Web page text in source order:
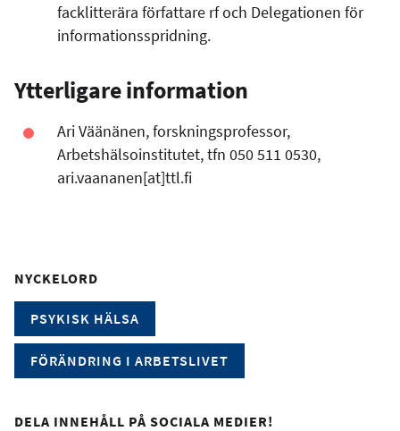
facklitterära författare rf och Delegationen för
informationsspridning.
Ytterligare information
Ari Väänänen, forskningsprofessor,
Arbetshälsoinstitutet, tfn 050 511 0530,
ari.vaananen[at]ttl.fi
NYCKELORD
PSYKISK HÄLSA
FÖRÄNDRING I ARBETSLIVET
DELA INNEHÅLL PÅ SOCIALA MEDIER!